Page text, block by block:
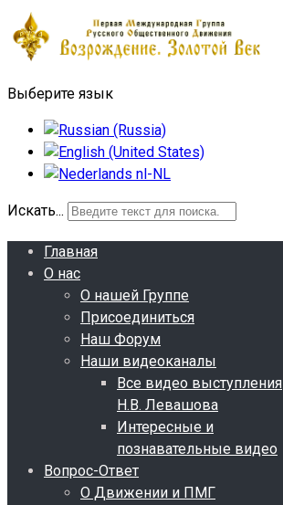
Выберите язык
Искать...
Главная
О нас
О нашей Группе
Присоединиться
Наш Форум
Наши видеоканалы
Все видео выступления
Н.В. Левашова
Интересные и
познавательные видео
Вопрос-Ответ
О Движении и ПМГ